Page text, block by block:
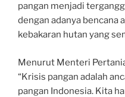
pangan menjadi
dengan adanya bencana
kebakaran hutan yang
Menurut Menteri
“Krisis pangan adalah
pangan Indonesia. Kita